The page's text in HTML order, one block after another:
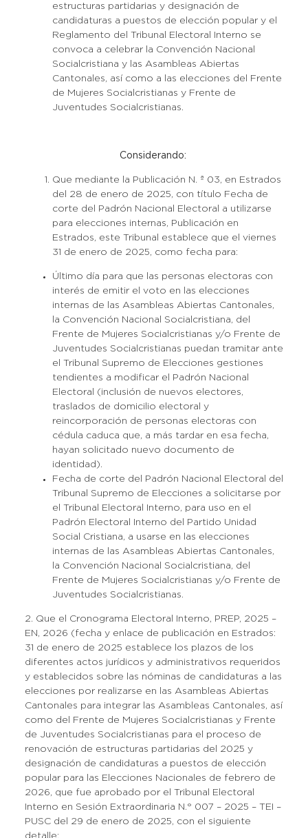
estructuras partidarias y designación de
candidaturas a puestos de elección popular y el
Reglamento del Tribunal Electoral Interno se
convoca a celebrar la Convención Nacional
Socialcristiana y las Asambleas Abiertas
Cantonales, así como a las elecciones del Frente
de Mujeres Socialcristianas y Frente de
Juventudes Socialcristianas.
Considerando:
Que mediante la Publicación N. ª 03, en Estrados
del 28 de enero de 2025, con título Fecha de
corte del Padrón Nacional Electoral a utilizarse
para elecciones internas, Publicación en
Estrados, este Tribunal establece que el viernes
31 de enero de 2025, como fecha para:
Último día para que las personas electoras con
interés de emitir el voto en las elecciones
internas de las Asambleas Abiertas Cantonales,
la Convención Nacional Socialcristiana, del
Frente de Mujeres Socialcristianas y/o Frente de
Juventudes Socialcristianas puedan tramitar ante
el Tribunal Supremo de Elecciones gestiones
tendientes a modificar el Padrón Nacional
Electoral (inclusión de nuevos electores,
traslados de domicilio electoral y
reincorporación de personas electoras con
cédula caduca que, a más tardar en esa fecha,
hayan solicitado nuevo documento de
identidad).
Fecha de corte del Padrón Nacional Electoral del
Tribunal Supremo de Elecciones a solicitarse por
el Tribunal Electoral Interno, para uso en el
Padrón Electoral Interno del Partido Unidad
Social Cristiana, a usarse en las elecciones
internas de las Asambleas Abiertas Cantonales,
la Convención Nacional Socialcristiana, del
Frente de Mujeres Socialcristianas y/o Frente de
Juventudes Socialcristianas.
2. Que el Cronograma Electoral Interno, PREP, 2025 –
EN, 2026 (fecha y enlace de publicación en Estrados:
31 de enero de 2025 establece los plazos de los
diferentes actos jurídicos y administrativos requeridos
y establecidos sobre las nóminas de candidaturas a las
elecciones por realizarse en las Asambleas Abiertas
Cantonales para integrar las Asambleas Cantonales, así
como del Frente de Mujeres Socialcristianas y Frente
de Juventudes Socialcristianas para el proceso de
renovación de estructuras partidarias del 2025 y
designación de candidaturas a puestos de elección
popular para las Elecciones Nacionales de febrero de
2026, que fue aprobado por el Tribunal Electoral
Interno en Sesión Extraordinaria N.° 007 – 2025 – TEI –
PUSC del 29 de enero de 2025, con el siguiente
detalle: